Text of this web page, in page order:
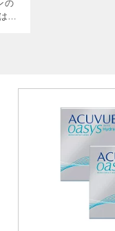
の